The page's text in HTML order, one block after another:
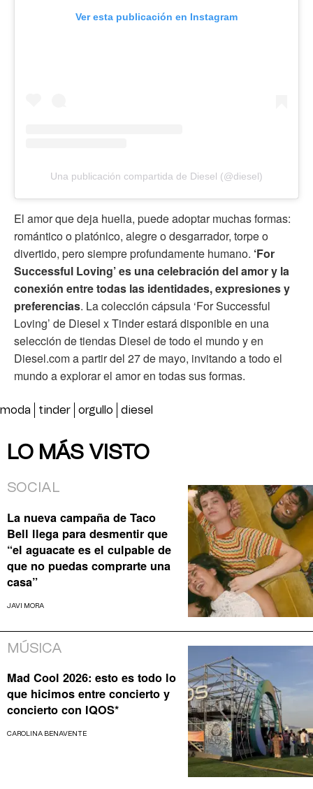
Ver esta publicación en Instagram
Una publicación compartida de Diesel (@diesel)
El amor que deja huella, puede adoptar muchas formas:
romántico o platónico, alegre o desgarrador, torpe o
divertido, pero siempre profundamente humano. ‘For
Successful Loving’ es una celebración del amor y la
conexión entre todas las identidades, expresiones y
preferencias. La colección cápsula ‘For Successful
Loving’ de Diesel x Tinder estará disponible en una
selección de tiendas Diesel de todo el mundo y en
Diesel.com a partir del 27 de mayo, invitando a todo el
mundo a explorar el amor en todas sus formas.
moda tinder orgullo diesel
LO MÁS VISTO
SOCIAL
La nueva campaña de Taco
Bell llega para desmentir que
“el aguacate es el culpable de
que no puedas comprarte una
casa”
JAVI MORA
MÚSICA
Mad Cool 2026: esto es todo lo
que hicimos entre concierto y
concierto con IQOS*
CAROLINA BENAVENTE